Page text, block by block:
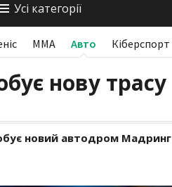
Усі категорії
ММА Авто Кіберспорт
нову трасу
новий автодром Мадринг